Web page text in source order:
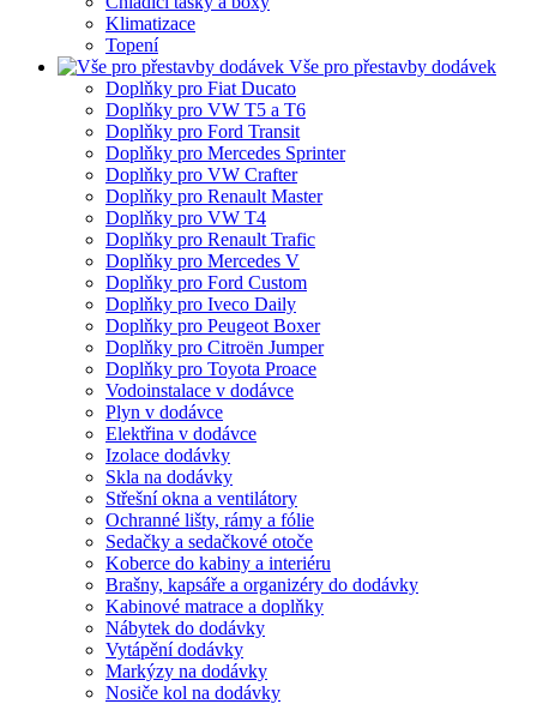
Klimatizace
Topení
Vše pro přestavby dodávek
Doplňky pro Fiat Ducato
Doplňky pro VW T5 a T6
Doplňky pro Ford Transit
Doplňky pro Mercedes Sprinter
Doplňky pro VW Crafter
Doplňky pro Renault Master
Doplňky pro VW T4
Doplňky pro Renault Trafic
Doplňky pro Mercedes V
Doplňky pro Ford Custom
Doplňky pro Iveco Daily
Doplňky pro Peugeot Boxer
Doplňky pro Citroën Jumper
Doplňky pro Toyota Proace
Vodoinstalace v dodávce
Plyn v dodávce
Elektřina v dodávce
Izolace dodávky
Skla na dodávky
Střešní okna a ventilátory
Ochranné lišty, rámy a fólie
Sedačky a sedačkové otoče
Koberce do kabiny a interiéru
Brašny, kapsáře a organizéry do dodávky
Kabinové matrace a doplňky
Nábytek do dodávky
Vytápění dodávky
Markýzy na dodávky
Nosiče kol na dodávky